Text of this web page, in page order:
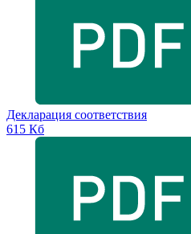
Декларация соответствия
615 Кб